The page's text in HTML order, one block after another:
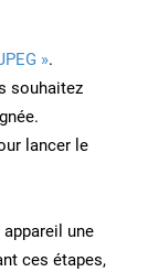
».
souhaitez
lancer le
une
ces étapes,